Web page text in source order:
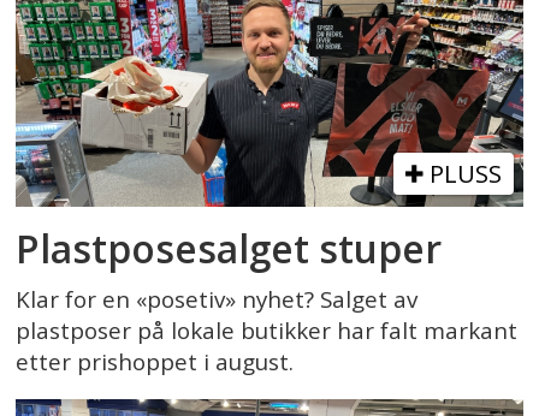
PLUSS
Plastposesalget stuper
Klar for en «posetiv» nyhet? Salget av
plastposer på lokale butikker har falt markant
etter prishoppet i august.